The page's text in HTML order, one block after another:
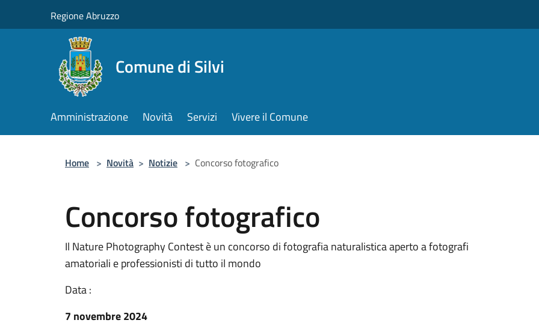
Regione Abruzzo
Comune di Silvi
Amministrazione Novità Servizi Vivere il Comune
Home > Novità > Notizie > Concorso fotografico
Concorso fotografico
Il Nature Photography Contest è un concorso di fotografia naturalistica aperto a fotografi
amatoriali e professionisti di tutto il mondo
Data :
7 novembre 2024